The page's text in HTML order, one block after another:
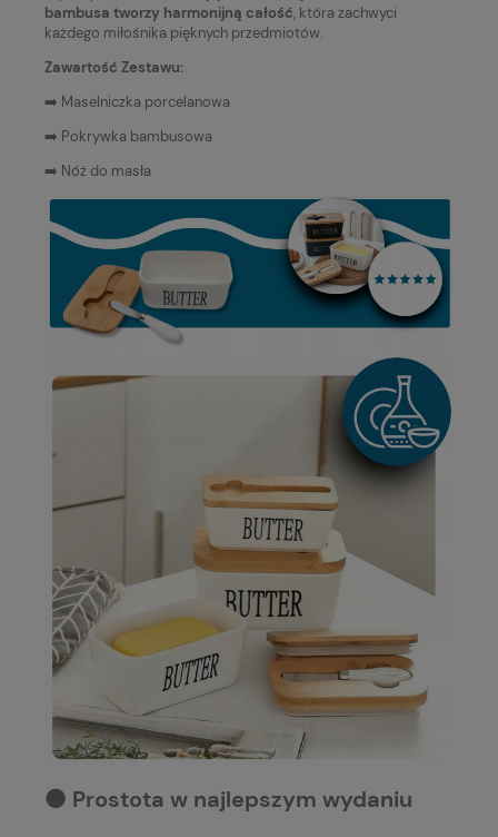
bambusa tworzy harmonijną całość, która zachwyci
każdego miłośnika pięknych przedmiotów.
Zawartość Zestawu:
➡️ Maselniczka porcelanowa
➡️ Pokrywka bambusowa
➡️ Nóż do masła
⚫️ Prostota w najlepszym wydaniu